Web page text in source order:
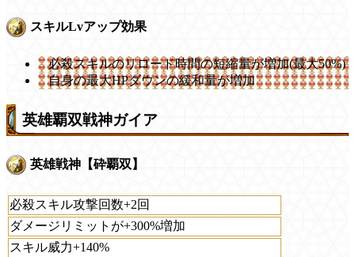
スキルLvアップ効果
必殺スキルのリロード時間の短縮量が増加(最大50%)
自身の最大HPダウンの緩和量が増加
英雄覇双戦神ガイア
英雄戦神【砕覇双】
必殺スキル攻撃回数+2回
ダメージリミットが+300%増加
スキル威力+140%